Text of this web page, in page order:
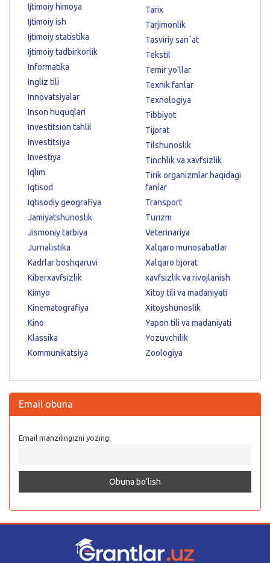
Ijtimoiy himoya
Ijtimoiy ish
Ijtimoiy statistika
Ijtimoiy tadbirkorlik
Informatika
Ingliz tili
Innovatsiyalar
Inson huquqlari
Investitsion tahlil
Investitsiya
Investiya
Iqlim
Iqtisod
Iqtisodiy geografiya
Jamiyatshunoslik
Jismoniy tarbiya
Jurnalistika
Kadrlar boshqaruvi
Kiberxavfsizlik
Kimyo
Kinematografiya
Kino
Klassika
Kommunikatsiya
Tarix
Tarjimonlik
Tasviriy sanʼat
Tekstil
Temir yo'llar
Texnik fanlar
Texnologiya
Tibbiyot
Tijorat
Tilshunoslik
Tinchlik va xavfsizlik
Tirik organizmlar haqidagi
fanlar
Transport
Turizm
Veterinariya
Xalqaro munosabatlar
Xalqaro tijorat
xavfsizlik va rivojlanish
Xitoy tili va madaniyati
Xitoyshunoslik
Yapon tili va madaniyati
Yozuvchilik
Zoologiya
Email obuna
Email manzilingizni yozing: